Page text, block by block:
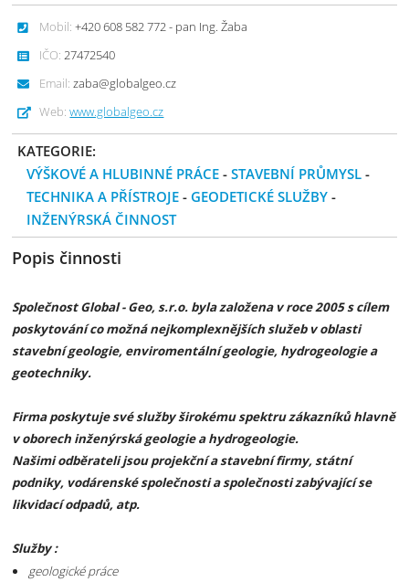
Mobil: +420 608 582 772 - pan Ing. Žaba
IČO: 27472540
Email: zaba@globalgeo.cz
Web: www.globalgeo.cz
KATEGORIE:
VÝŠKOVÉ A HLUBINNÉ PRÁCE -STAVEBNÍ PRŮMYSL -
TECHNIKA A PŘÍSTROJE- GEODETICKÉ SLUŽBY -
INŽENÝRSKÁ ČINNOST
Popis činnosti
Společnost Global - Geo, s.r.o. byla založena v roce 2005 s cílem
poskytování co možná nejkomplexnějších služeb v oblasti
stavební geologie, enviromentální geologie, hydrogeologie a
geotechniky.
Firma poskytuje své služby širokému spektru zákazníků hlavně
v oborech inženýrská geologie a hydrogeologie.
Našimi odběrateli jsou projekční a stavební firmy, státní
podniky, vodárenské společnosti a společnosti zabývající se
likvidací odpadů, atp.
Služby :
geologické práce